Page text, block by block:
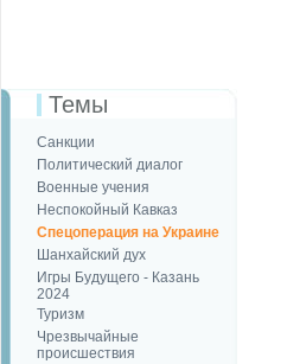
Темы
Санкции
Политический диалог
Военные учения
Неспокойный Кавказ
Спецоперация на Украине
Шанхайский дух
Игры Будущего - Казань
2024
Туризм
Чрезвычайные
происшествия